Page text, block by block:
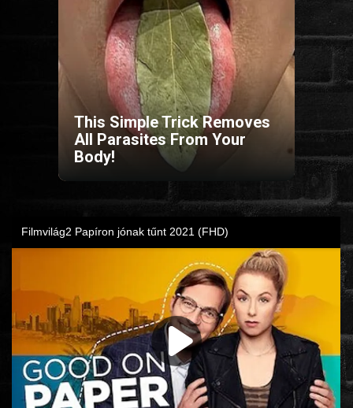
ANIMÁCIÓS
ROMANTIKUS
This Simple Trick Removes
All Parasites From Your
Body!